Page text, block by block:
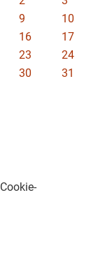
9
10
16
17
23
24
30
31
Cookie-